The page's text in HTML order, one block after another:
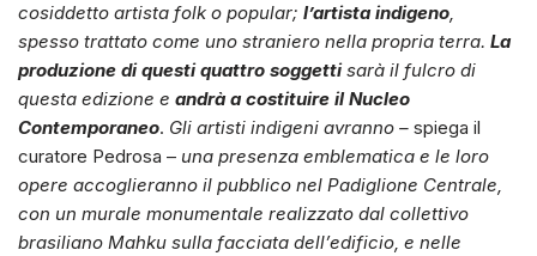
cosiddetto artista folk o popular; l’artista indigeno,
spesso trattato come uno straniero nella propria terra. La
produzione di questi quattro soggettisarà il fulcro di
questa edizione e andrà a costituire il Nucleo
Contemporaneo. Gli artisti indigeni avranno – spiega il
curatore Pedrosa – una presenza emblematica e le loro
opere accoglieranno il pubblico nel Padiglione Centrale,
con un murale monumentale realizzato dal collettivo
brasiliano Mahku sulla facciata dell’edificio, e nelle